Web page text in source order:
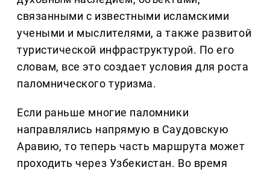
связанными с известными исламскими
учеными и мыслителями, а также развитой
туристической инфраструктурой. По его
словам, все это создает условия для роста
паломнического туризма.
Если раньше многие паломники
направлялись напрямую в Саудовскую
Аравию, то теперь часть маршрута может
проходить через Узбекистан. Во время